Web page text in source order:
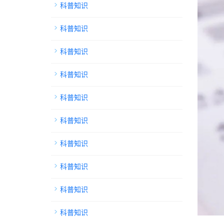
科普知识
科普知识
科普知识
科普知识
科普知识
科普知识
科普知识
科普知识
科普知识
科普知识